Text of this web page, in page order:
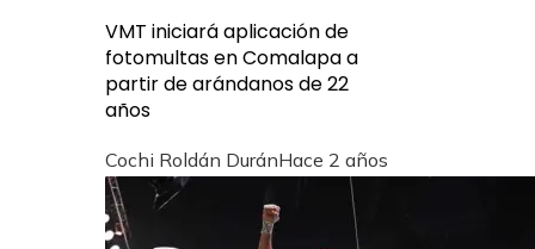
VMT iniciará aplicación de
fotomultas en Comalapa a
partir de arándanos de 22
años
Cochi Roldán DuránHace 2 años